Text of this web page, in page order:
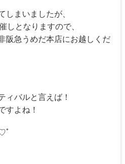
しまいましたが、
しとなりますので、
阪急うめだ本店にお越しくだ
ィバルと言えば！
すよね！
ﾟ